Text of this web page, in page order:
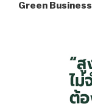
Green Business